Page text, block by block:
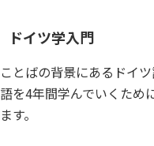
ドイツ学入門
ことばの背景にあるドイ
語を4年間学んでいくため
ます。